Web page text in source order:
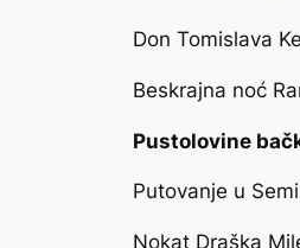
Don Tomislava
Beskrajna noć
Pustolovine
Putovanje u
Nokat Draška